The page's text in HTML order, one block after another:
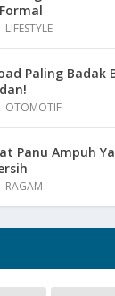
LIFESTYLE
Paling Badak
OTOMOTIF
Panu Ampuh
RAGAM